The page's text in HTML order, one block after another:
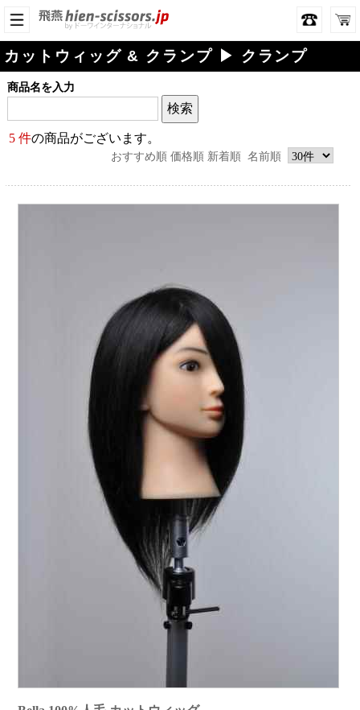
カットウィッグ & クランプ ▶ クランプ
商品名を入力
5 件の商品がございます。
おすすめ順 価格順 新着順 名前順